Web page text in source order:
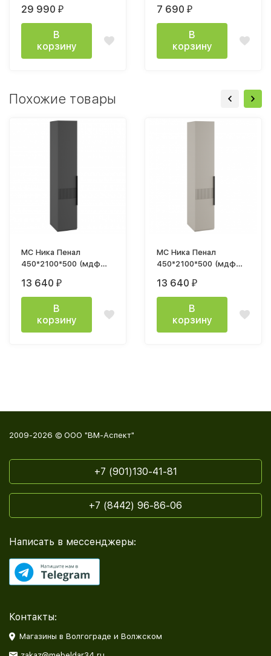
сонома
29 990 ₽
В
корзину
7 690 ₽
В
корзину
Похожие товары
МС Ника Пенал
450*2100*500 (мдф
графит)
13 640 ₽
В
корзину
МС Ника Пенал
450*2100*500 (мдф
кашемир)
13 640 ₽
В
корзину
2009-2026 © ООО "ВМ-Аспект"
+7 (901)130-41-81
+7 (8442) 96-86-06
Написать в мессенджеры:
Контакты:
Магазины в Волгограде и Волжском